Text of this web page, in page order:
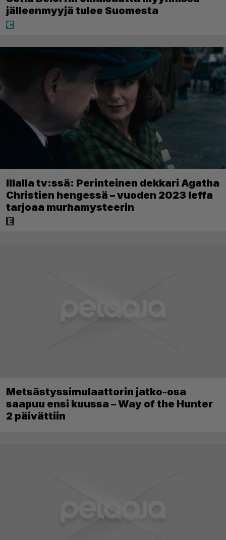
jälleenmyyjä tulee Suomesta
Illalla tv:ssä: Perinteinen dekkari Agatha
Christien hengessä – vuoden 2023 leffa
tarjoaa murhamysteerin
Metsästyssimulaattorin jatko-osa
saapuu ensi kuussa – Way of the Hunter
2 päivättiin